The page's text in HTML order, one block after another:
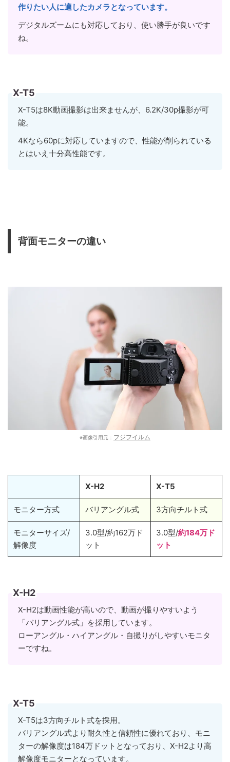
作りたい人に適したカメラとなっています。
デジタルズームにも対応しており、使い勝手が良いです
ね。
X-T5
X-T5は8K動画撮影は出来ませんが、6.2K/30p撮影が可
能。
4Kなら60pに対応していますので、性能が削られている
とはいえ十分高性能です。
背面モニターの違い
※画像引用元： フジフイルム
X-H2 X-T5
モニター方式 バリアングル式 3方向チルト式
モニターサイズ/
解像度
3.0型/約162万ド
ット
3.0型/約184万ド
ット
X-H2
X-H2は動画性能が高いので、動画が撮りやすいよう
「バリアングル式」を採用しています。
ローアングル・ハイアングル・自撮りがしやすいモニタ
ーですね。
X-T5
X-T5は3方向チルト式を採用。
バリアングル式より耐久性と信頼性に優れており、モニ
ターの解像度は184万ドットとなっており、X-H2より高
解像度モニターとなっています。